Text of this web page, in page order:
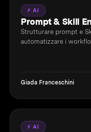
⚡ AI
Prompt & Skill
Strutturare prompt e
automatizzare i
Giada Franceschini
⚡ AI